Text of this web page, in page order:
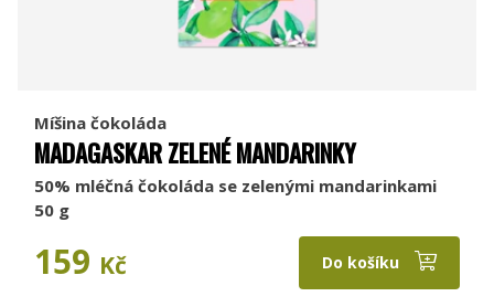
Míšina čokoláda
MADAGASKAR ZELENÉ MANDARINKY
50% mléčná čokoláda se zelenými mandarinkami
50 g
159 Kč Do košíku